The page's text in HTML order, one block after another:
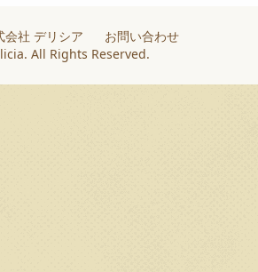
会社 デリシア
お問い合わせ
All Rights Reserved.